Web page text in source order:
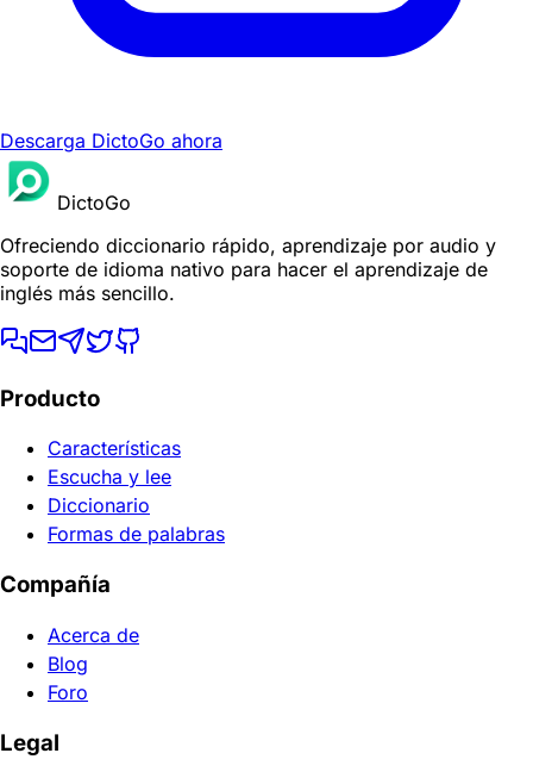
Descarga DictoGo ahora
DictoGo
Ofreciendo diccionario rápido, aprendizaje por audio y
soporte de idioma nativo para hacer el aprendizaje de
inglés más sencillo.
Producto
Características
Escucha y lee
Diccionario
Formas de palabras
Compañía
Acerca de
Blog
Foro
Legal